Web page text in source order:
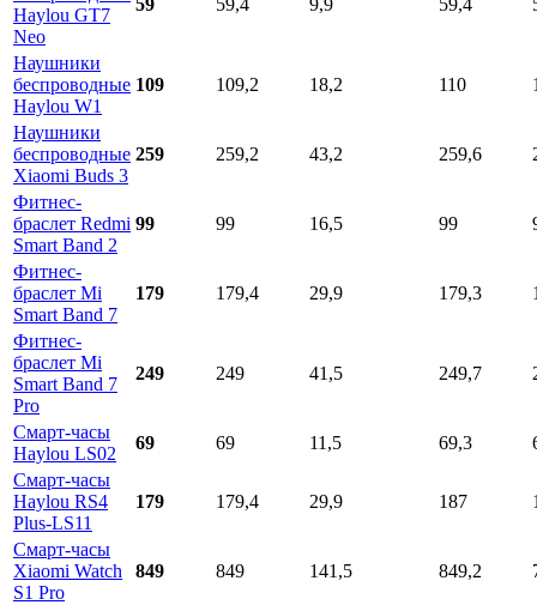
Haylou GT7
Neo
Наушники
беспроводные
Haylou W1
109 109,2 18,2 110
Наушники
беспроводные
Xiaomi Buds 3
259 259,2 43,2 259,6
Фитнес-
браслет Redmi
Smart Band 2
99 99 16,5 99
Фитнес-
браслет Mi
Smart Band 7
179 179,4 29,9 179,3
Фитнес-
браслет Mi
Smart Band 7
Pro
249 249 41,5 249,7
Смарт-часы
Haylou LS02
69 69 11,5 69,3
Смарт-часы
Haylou RS4
Plus-LS11
179 179,4 29,9 187
Смарт-часы
Xiaomi Watch
S1 Pro
849 849 141,5 849,2